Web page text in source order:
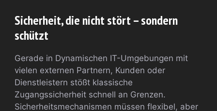
Sicherheit, die nicht stört – sondern
schützt
Gerade in Dynamischen IT-Umgebungen mit
vielen externen Partnern, Kunden oder
Dienstleistern stößt klassische
Zugangssicherheit schnell an Grenzen.
Sicherheitsmechanismen müssen flexibel, aber